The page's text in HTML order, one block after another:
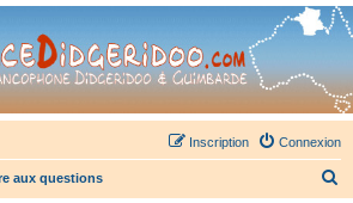
Didgeridoo - retrouvez la communauté.
Connexion
Inscription
aux questions